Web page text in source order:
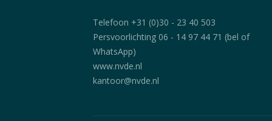
Telefoon +31 (0)30 - 23 40 503
Persvoorlichting 06 - 14 97 44 71 (bel of
WhatsApp)
www.nvde.nl
kantoor@nvde.nl